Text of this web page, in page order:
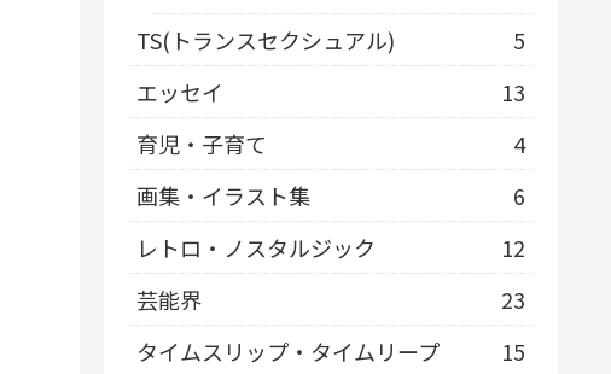
TS(トランスセクシュアル)
5
エッセイ
13
育児・子育て
4
画集・イラスト集
6
レトロ・ノスタルジック
12
芸能界
23
タイムスリップ・タイムリープ
15